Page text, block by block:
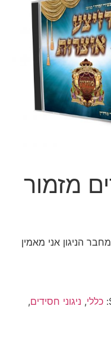
מזמור
הניגון אני מאמין
כללי, ניגוני חסידים,